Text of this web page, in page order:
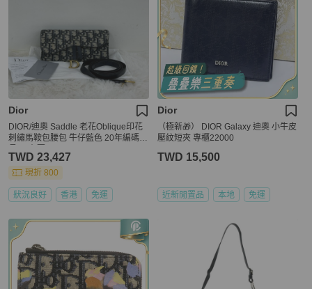
Dior
DIOR/迪奧 Saddle 老花Oblique印花
刺繡馬鞍包腰包 牛仔藍色 20年編碼底
TWD 23,427
現折 800
狀況良好 香港 免運
Dior
（極新🎁） DIOR Galaxy 迪奧 小牛皮
壓紋短夾 專櫃22000
TWD 15,500
近新閒置品 本地 免運